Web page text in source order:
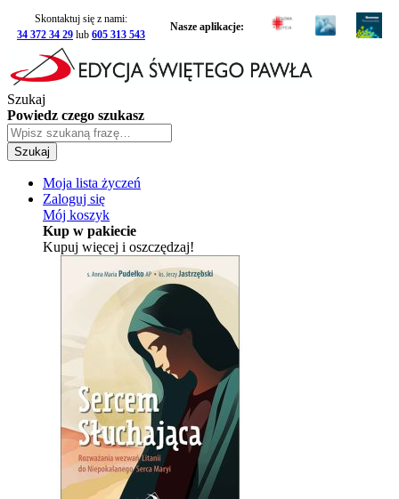
Skontaktuj się z nami:
34 372 34 29 lub 605 313 543
Nasze aplikacje:
Szukaj
Powiedz czego szukasz
Szukaj
Moja lista życzeń
Zaloguj się
Mój koszyk
Kup w pakiecie
Kupuj więcej i oszczędzaj!